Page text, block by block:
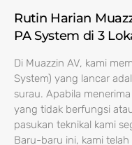
Rutin Harian
PA System di 3
Di Muazzin AV, kami
System) yang lancar
surau. Apabila
yang tidak berfungsi
pasukan teknikal kami
Baru-baru ini, kami